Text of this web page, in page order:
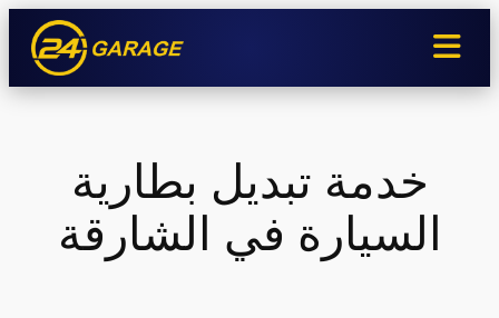
تخطى
خدمة تبديل بطارية
السيارة في الشارقة